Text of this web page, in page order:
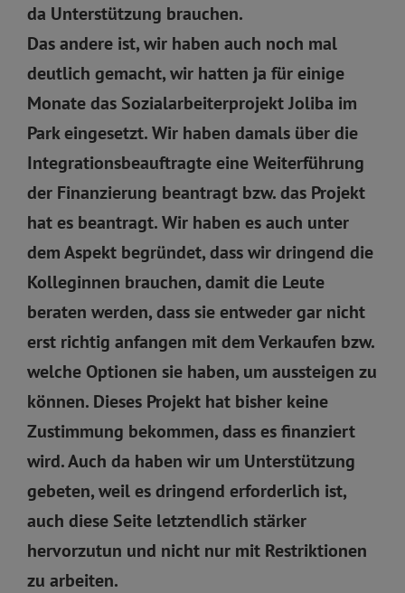
da Unterstützung brauchen.
Das andere ist, wir haben auch noch mal
deutlich gemacht, wir hatten ja für einige
Monate das Sozialarbeiterprojekt Joliba im
Park eingesetzt. Wir haben damals über die
Integrationsbeauftragte eine Weiterführung
der Finanzierung beantragt bzw. das Projekt
hat es beantragt. Wir haben es auch unter
dem Aspekt begründet, dass wir dringend die
Kolleginnen brauchen, damit die Leute
beraten werden, dass sie entweder gar nicht
erst richtig anfangen mit dem Verkaufen bzw.
welche Optionen sie haben, um aussteigen zu
können. Dieses Projekt hat bisher keine
Zustimmung bekommen, dass es finanziert
wird. Auch da haben wir um Unterstützung
gebeten, weil es dringend erforderlich ist,
auch diese Seite letztendlich stärker
hervorzutun und nicht nur mit Restriktionen
zu arbeiten.